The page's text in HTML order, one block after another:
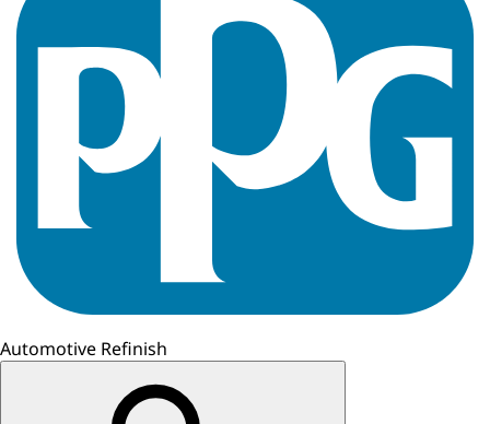
Automotive Refinish